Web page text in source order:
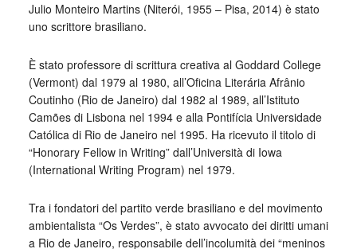
Julio Monteiro Martins (Niterói, 1955 – Pisa, 2014) è stato
uno scrittore brasiliano.
È stato professore di scrittura creativa al Goddard College
(Vermont) dal 1979 al 1980, all’Oficina Literária Afrânio
Coutinho (Rio de Janeiro) dal 1982 al 1989, all’Istituto
Camões di Lisbona nel 1994 e alla Pontifícia Universidade
Católica di Rio de Janeiro nel 1995. Ha ricevuto il titolo di
“Honorary Fellow in Writing” dall’Università di Iowa
(International Writing Program) nel 1979.
Tra i fondatori del partito verde brasiliano e del movimento
ambientalista “Os Verdes”, è stato avvocato dei diritti umani
a Rio de Janeiro, responsabile dell’incolumità dei “meninos